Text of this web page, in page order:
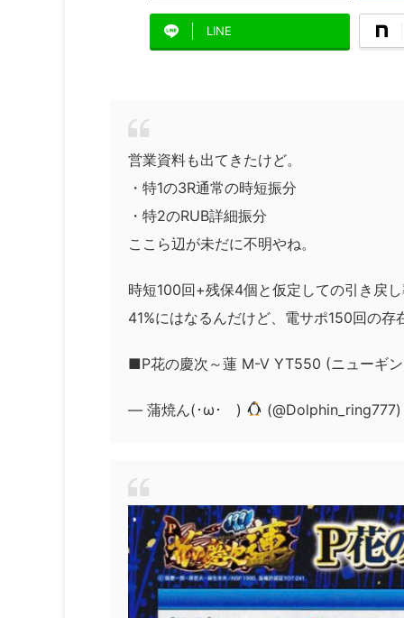
LINE
営業資料も出てきたけど。
・特1の3R通常の時短振分
・特2のRUB詳細振分
ここら辺が未だに不明やね。
時短100回+残保4個と仮定しての引き戻
41%にはなるんだけど、電サポ150回の
■P花の慶次～蓮 M-V YT550 (ニューギ
— 蒲焼ん(･ω･ )